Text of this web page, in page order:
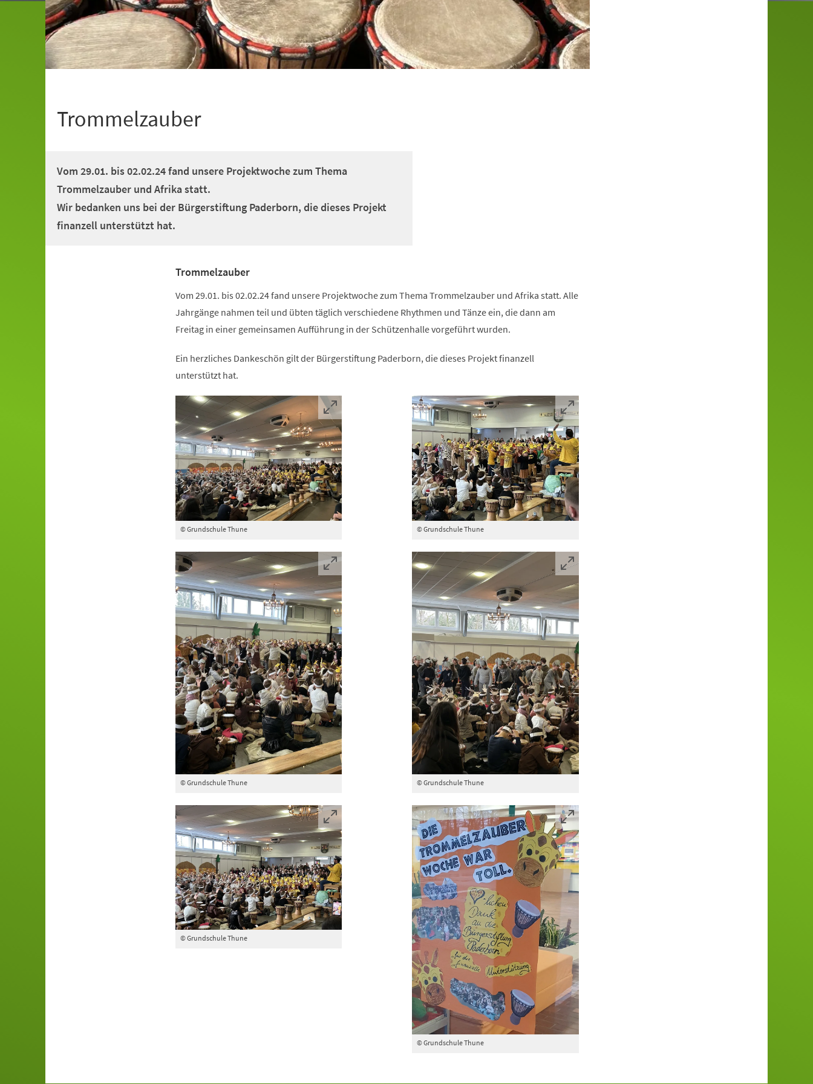
Trommelzauber
Vom 29.01. bis 02.02.24 fand unsere Projektwoche zum Thema
Trommelzauber und Afrika statt.
Wir bedanken uns bei der Bürgerstiftung Paderborn, die dieses Projekt
finanzell unterstützt hat.
Trommelzauber
Vom 29.01. bis 02.02.24 fand unsere Projektwoche zum Thema Trommelzauber und Afrika statt. Alle
Jahrgänge nahmen teil und übten täglich verschiedene Rhythmen und Tänze ein, die dann am
Freitag in einer gemeinsamen Aufführung in der Schützenhalle vorgeführt wurden.
Ein herzliches Dankeschön gilt der Bürgerstiftung Paderborn, die dieses Projekt finanzell
unterstützt hat.
© Grundschule Thune © Grundschule Thune
© Grundschule Thune © Grundschule Thune
© Grundschule Thune
© Grundschule Thune